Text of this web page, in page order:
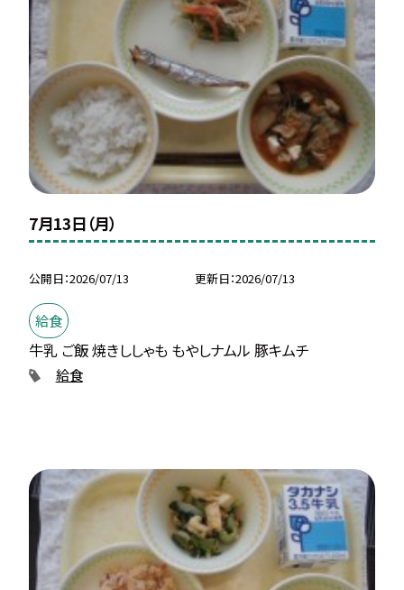
7月13日（月）
公開日 2026/07/13 更新日 2026/07/13
給食
牛乳 ご飯 焼きししゃも もやしナムル 豚キムチ
給食